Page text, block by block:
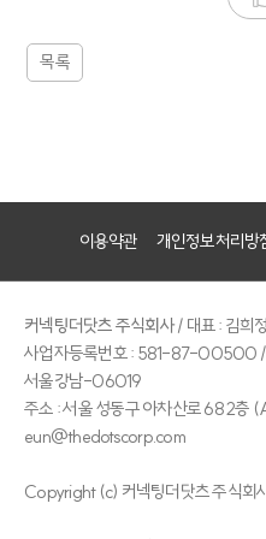
목록
이용약관 개인정보처리방
커넥팅더닷츠 주식회사/ 대표 : 김희정
사업자등록번호 : 581-87-00500 /
서울강남-06019
주소 : 서울 성동구 아차산로 68 2층
eun@thedotscorp.com
Copyright (c) 커넥팅더닷츠 주식회